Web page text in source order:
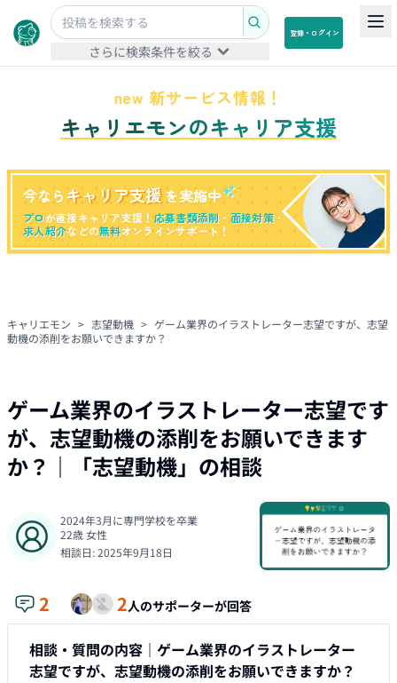
さらに検索条件を絞る
登録・ログイン
new 新サービス情報！
キャリエモンのキャリア支援
今なら キャリア支援 を実施中
プロが直接キャリア支援！応募書類添削 ・ 面接対策・
求人紹介などの無料オンラインサポート！
キャリエモン > 志望動機 > ゲーム業界のイラストレーター志望ですが、志望
動機の添削をお願いできますか？
ゲーム業界のイラストレーター志望です
が、志望動機の添削をお願いできます
か？ ｜「志望動機」の相談
2024年3月に専門学校を卒業
22歳女性
相談日:2025年9月18日
2 2人のサポーターが回答
相談・質問の内容｜ ゲーム業界のイラストレーター
志望ですが、志望動機の添削をお願いできますか？